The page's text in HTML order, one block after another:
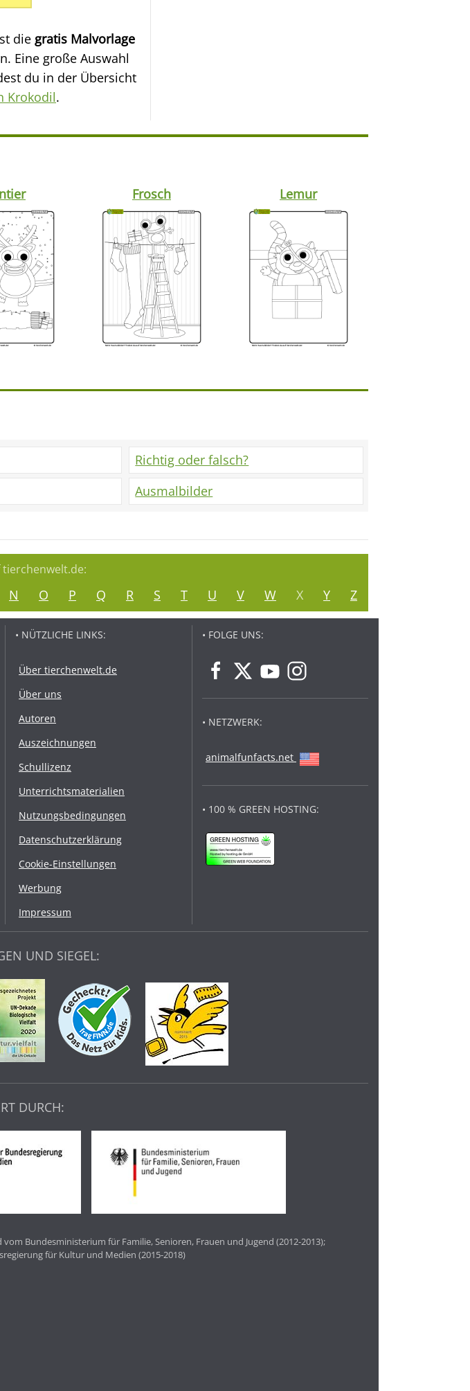
die gratis Malvorlage
Eine große Auswahl
du in der Übersicht
Krokodil.
Frosch Lemur
Richtig oder falsch?
Ausmalbilder
N O P Q R S T U V W X Y Z
• NÜTZLICHE LINKS:
Über tierchenwelt.de
Über uns
Autoren
Auszeichnungen
Schullizenz
Unterrichtsmaterialien
Nutzungsbedingungen
Datenschutzerklärung
Cookie-Einstellungen
Werbung
Impressum
• FOLGE UNS:
• NETZWERK:
animalfunfacts.net
• 100 % GREEN HOSTING:
UND SIEGEL:
DURCH:
Bundesministerium für Familie, Senioren, Frauen und Jugend (2012-2013);
für Kultur und Medien (2015-2018)